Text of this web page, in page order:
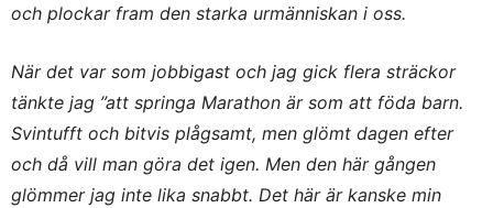
och plockar fram den starka urmänniskan i oss.
När det var som jobbigast och jag gick flera sträckor
tänkte jag ”att springa Marathon är som att föda barn.
Svintufft och bitvis plågsamt, men glömt dagen efter
och då vill man göra det igen. Men den här gången
glömmer jag inte lika snabbt. Det här är kanske min